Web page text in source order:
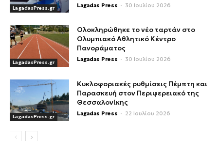
LagadasPress.gr Lagadas Press - 30 Ιουλίου 2026
LagadasPress.gr
Ολοκληρώθηκε το νέο ταρτάν στο
Ολυμπιακό Αθλητικό Κέντρο
Πανοράματος
Lagadas Press - 30 Ιουλίου 2026
LagadasPress.gr
Κυκλοφοριακές ρυθμίσεις Πέμπτη και
Παρασκευή στον Περιφερειακό της
Θεσσαλονίκης
Lagadas Press - 22 Ιουλίου 2026